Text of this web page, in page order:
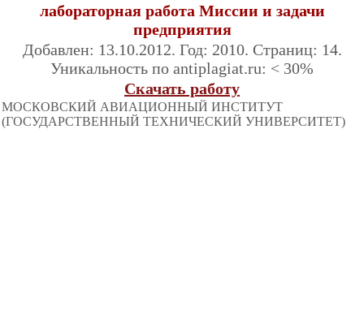
лабораторная работа Миссии и задачи
предприятия
Добавлен: 13.10.2012. Год: 2010. Страниц: 14.
Уникальность по antiplagiat.ru: < 30%
Скачать работу
МОСКОВСКИЙ АВИАЦИОННЫЙ ИНСТИТУТ
(ГОСУДАРСТВЕННЫЙ ТЕХНИЧЕСКИЙ УНИВЕРСИТЕТ)